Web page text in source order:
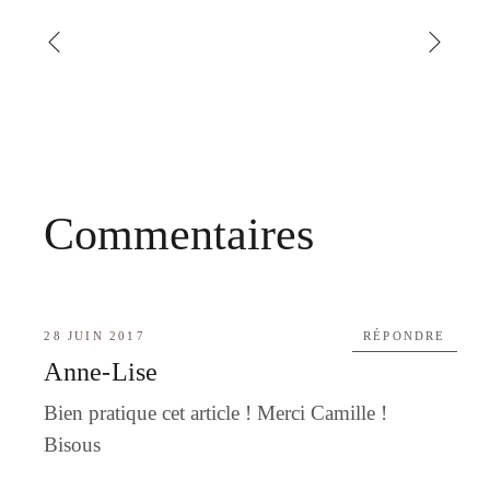
Commentaires
28 JUIN 2017
Anne-Lise
Bien pratique cet article ! Merci Camille !
Bisous
RÉPONDRE